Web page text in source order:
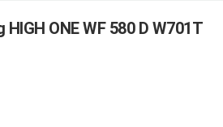
ONE WF 580 D W701T